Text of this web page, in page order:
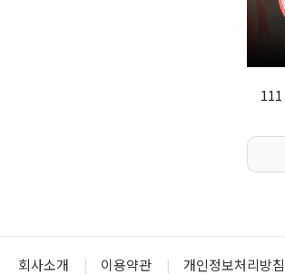
111
회사소개 이용약관 개인정보처리방침